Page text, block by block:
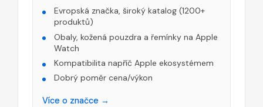
Evropská značka, široký katalog (1200+
produktů)
Obaly, kožená pouzdra a řemínky na Apple
Watch
Kompatibilita napříč Apple ekosystémem
Dobrý poměr cena/výkon
Více o značce →